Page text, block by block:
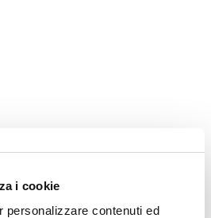
i cookie
personalizzare contenuti ed